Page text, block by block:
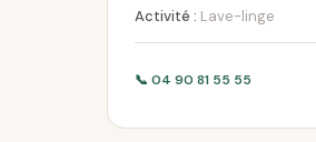
Activité : Lave-linge
📞 04 90 81 55 55